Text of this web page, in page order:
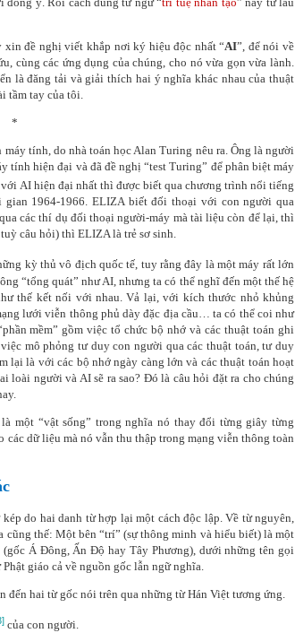
đề nghị viết khắp nơi ký hiệu độc nhất “AI”, để nói về
cùng các ứng dụng của chúng, cho nó vừa gọn vừa lành.
là đăng tải và giải thích hai ý nghĩa khác nhau của thuật
tầm tay của tôi.
*
tính, do nhà toán học Alan Turing nêu ra. Ông là người
tính hiện đại và đã đề nghị “test Turing” để phân biệt máy
AI hiện đại nhất thì được biết qua chương trình nổi tiếng
gian 1964-1966. ELIZA biết đối thoại với con người qua
các thí dụ đối thoại người-máy mà tài liệu còn để lại, thì
câu hỏi) thì ELIZA là trẻ sơ sinh.
kỳ thủ vô địch quốc tế, tuy rằng đây là một máy rất lớn
“tổng quát” như AI, nhưng ta có thể nghĩ đến một thế hệ
thế kết nối với nhau. Vả lại, với kích thước nhỏ khủng
lưới viễn thông phủ dày đặc địa cầu… ta có thể coi như
mềm” gồm việc tổ chức bộ nhớ và các thuật toán ghi
mô phỏng tư duy con người qua các thuật toán, tư duy
là với các bộ nhớ ngày càng lớn và các thuật toán hoạt
người và AI sẽ ra sao? Đó là câu hỏi đặt ra cho chúng
một “vật sống” trong nghĩa nó thay đổi từng giây từng
dữ liệu mà nó vẫn thu thập trong mạng viễn thông toàn
do hai danh từ hợp lại một cách độc lập. Về từ nguyên,
thế: Một bên “trí” (sự thông minh và hiểu biết) là một
Á Đông, Ấn Độ hay Tây Phương), dưới những tên gọi
giáo cả về nguồn gốc lẫn ngữ nghĩa.
hai từ gốc nói trên qua những từ Hán Việt tương ứng.
của con người.